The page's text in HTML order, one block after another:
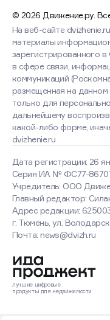
© 2026 Движение.ру.
Дата регистрации: 26
Серия ИА № ФС77-
Учредитель: ООО
Главный редактор:
Адрес редакции:
г. Тюмень, ул.
Почта: news@dvizh.ru
На веб-сайте
материалы
зарегистрированного
в сфере связи,
коммуникаций
размещенная на данном
только для
дальнейшему
какой-либо форме,
dvizhenie.ru
лучшие цифровые
продукты для недвижимости